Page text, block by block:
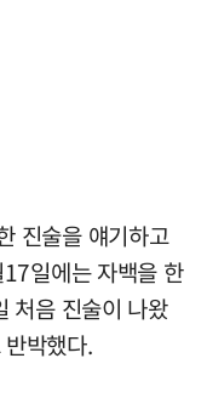
진술을 얘기하고
일에는 자백을 한
처음 진술이 나왔
박했다.